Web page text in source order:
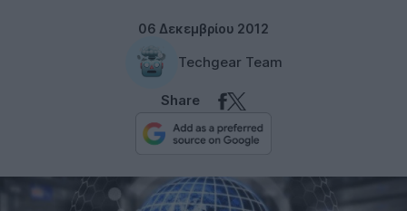
06 Δεκεμβρίου 2012
Techgear Team
Share